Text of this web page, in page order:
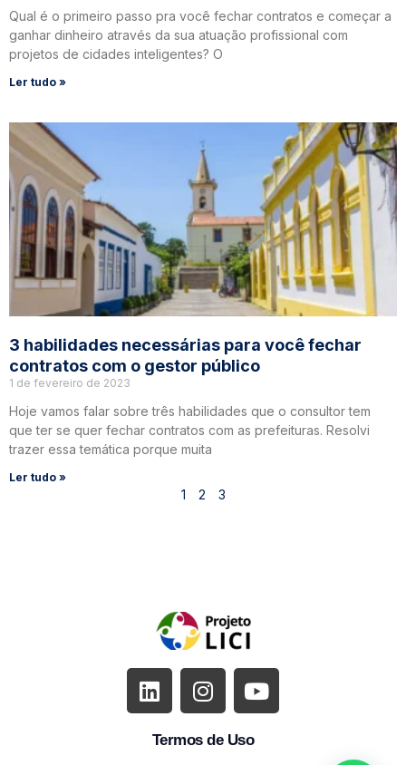
Qual é o primeiro passo pra você fechar contratos e começar a
ganhar dinheiro através da sua atuação profissional com
projetos de cidades inteligentes? O
Ler tudo »
3 habilidades necessárias para você fechar
contratos com o gestor público
1 de fevereiro de 2023
Hoje vamos falar sobre três habilidades que o consultor tem
que ter se quer fechar contratos com as prefeituras. Resolvi
trazer essa temática porque muita
Ler tudo »
1 2 3
Termos de Uso